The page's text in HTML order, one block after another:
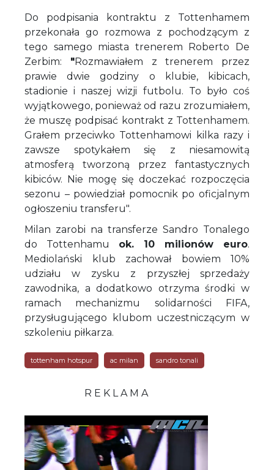
Do podpisania kontraktu z Tottenhamem
przekonała go rozmowa z pochodzącym z
tego samego miasta trenerem Roberto De
Zerbim: "Rozmawiałem z trenerem przez
prawie dwie godziny o klubie, kibicach,
stadionie i naszej wizji futbolu. To było coś
wyjątkowego, ponieważ od razu zrozumiałem,
że muszę podpisać kontrakt z Tottenhamem.
Grałem przeciwko Tottenhamowi kilka razy i
zawsze spotykałem się z niesamowitą
atmosferą tworzoną przez fantastycznych
kibiców. Nie mogę się doczekać rozpoczęcia
sezonu – powiedział pomocnik po oficjalnym
ogłoszeniu transferu".
Milan zarobi na transferze Sandro Tonalego
do Tottenhamu ok. 10 milionów euro.
Mediolański klub zachował bowiem 10%
udziału w zysku z przyszłej sprzedaży
zawodnika, a dodatkowo otrzyma środki w
ramach mechanizmu solidarności FIFA,
przysługującego klubom uczestniczącym w
szkoleniu piłkarza.
tottenham hotspur ac milan sandro tonali
R E K L A M A